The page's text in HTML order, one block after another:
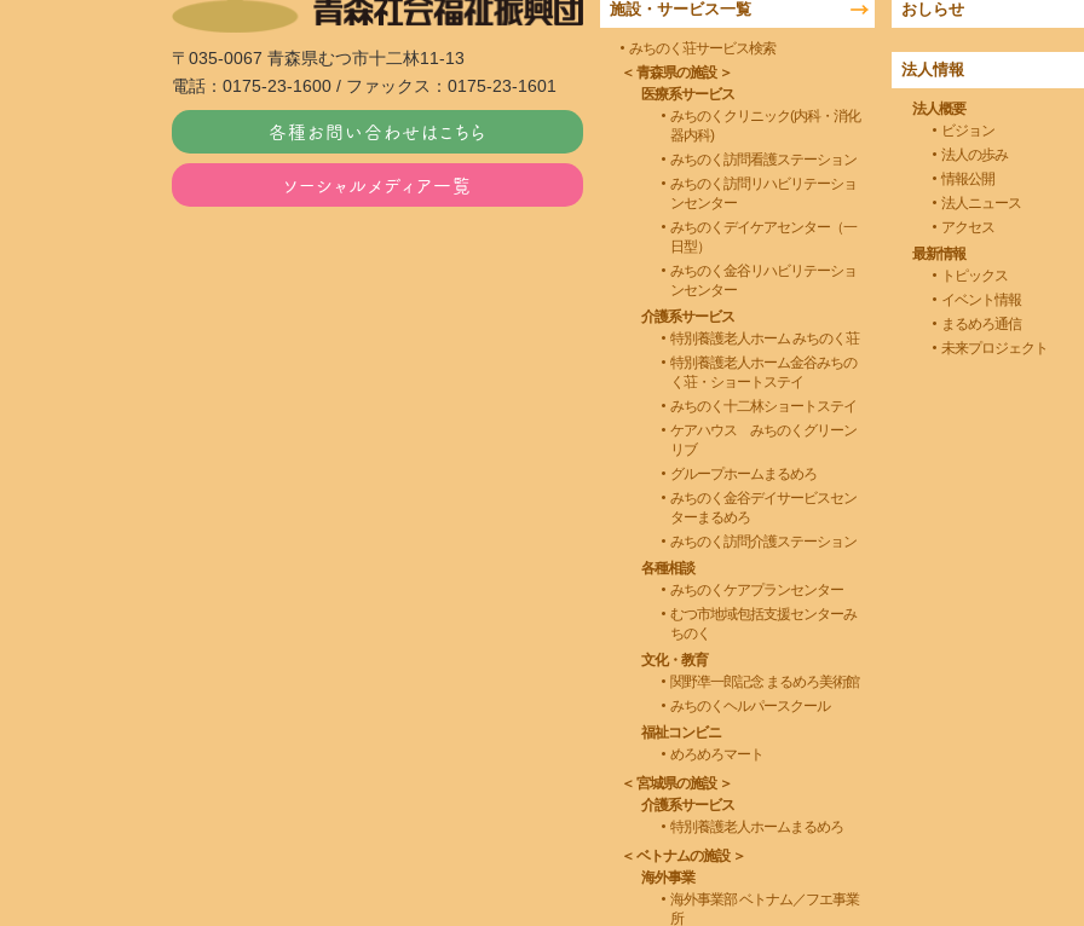
〒035-0067 青森県むつ市十二林11-13
電話：0175-23-1600 / ファックス：0175-23-1601
各種お問い合わせはこちら
ソーシャルメディア一覧
施設・サービス一覧
みちのく荘サービス検索
＜ 青森県の施設 ＞
医療系サービス
みちのくクリニック(内科・消化
器内科)
みちのく訪問看護ステーション
みちのく訪問リハビリテーショ
ンセンター
みちのくデイケアセンター（一
日型）
みちのく金谷リハビリテーショ
ンセンター
介護系サービス
特別養護老人ホーム みちのく荘
特別養護老人ホーム金谷みちの
く荘・ショートステイ
みちのく十二林ショートステイ
ケアハウス みちのくグリーン
リブ
グループホームまるめろ
みちのく金谷デイサービスセン
ターまるめろ
みちのく訪問介護ステーション
各種相談
みちのくケアプランセンター
むつ市地域包括支援センターみ
ちのく
文化・教育
関野凖一郎記念 まるめろ美術館
みちのくヘルパースクール
福祉コンビニ
めろめろマート
＜ 宮城県の施設 ＞
介護系サービス
特別養護老人ホームまるめろ
＜ ベトナムの施設 ＞
海外事業
海外事業部 ベトナム／フエ事業
所
おしらせ
法人情報
法人概要
ビジョン
法人の歩み
情報公開
法人ニュース
アクセス
最新情報
トピックス
イベント情報
まるめろ通信
未来プロジェクト